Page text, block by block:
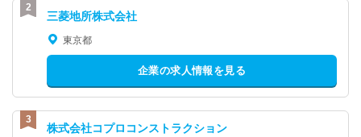
三菱地所株式会社
東京都
企業の求人情報を見る
株式会社コプロコンストラクション